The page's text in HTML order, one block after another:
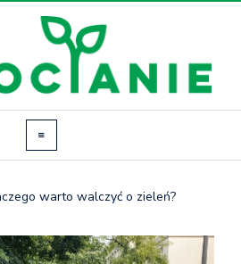
warto walczyć o zieleń?